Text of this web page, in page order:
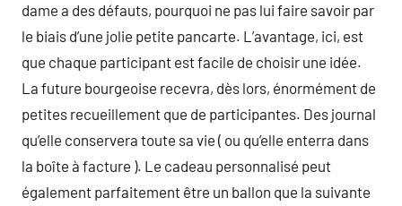
dame a des défauts, pourquoi ne pas lui faire savoir par
le biais d’une jolie petite pancarte. L’avantage, ici, est
que chaque participant est facile de choisir une idée.
La future bourgeoise recevra, dès lors, énormément de
petites recueillement que de participantes. Des journal
qu’elle conservera toute sa vie ( ou qu’elle enterra dans
la boîte à facture ). Le cadeau personnalisé peut
également parfaitement être un ballon que la suivante